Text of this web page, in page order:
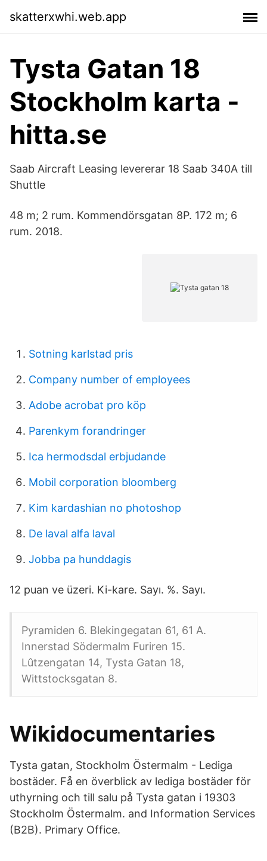
skatterxwhi.web.app
Tysta Gatan 18
Stockholm karta -
hitta.se
Saab Aircraft Leasing levererar 18 Saab 340A till
Shuttle
48 m; 2 rum. Kommendörsgatan 8P. 172 m; 6
rum. 2018.
Sotning karlstad pris
Company number of employees
Adobe acrobat pro köp
Parenkym forandringer
Ica hermodsdal erbjudande
Mobil corporation bloomberg
Kim kardashian no photoshop
De laval alfa laval
Jobba pa hunddagis
12 puan ve üzeri. Ki-kare. Sayı. %. Sayı.
Pyramiden 6. Blekingegatan 61, 61 A.
Innerstad Södermalm Furiren 15.
Lûtzengatan 14, Tysta Gatan 18,
Wittstocksgatan 8.
Wikidocumentaries
Tysta gatan, Stockholm Östermalm - Lediga
bostäder. Få en överblick av lediga bostäder för
uthyrning och till salu på Tysta gatan i 19303
Stockholm Östermalm. and Information Services
(B2B). Primary Office.